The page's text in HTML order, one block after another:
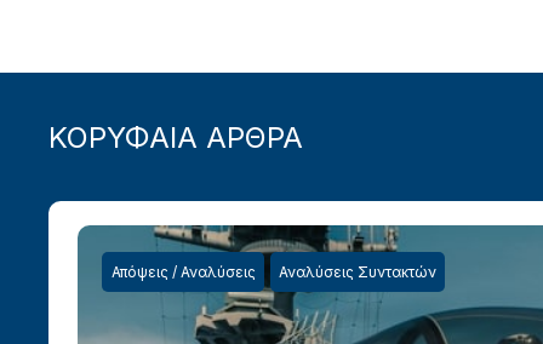
ΚΟΡΥΦΑΙΑ ΑΡΘΡΑ
Απόψεις / Αναλύσεις Αναλύσεις Συντακτών